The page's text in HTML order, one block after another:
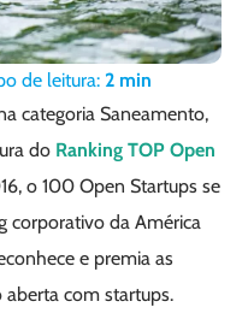
de leitura: 2 min
categoria Saneamento,
do Ranking TOP Open
o 100 Open Startups se
corporativo da América
e premia as
aberta com startups.